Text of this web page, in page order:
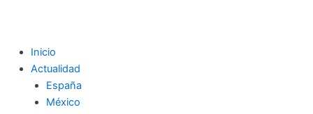
Inicio
Actualidad
España
México